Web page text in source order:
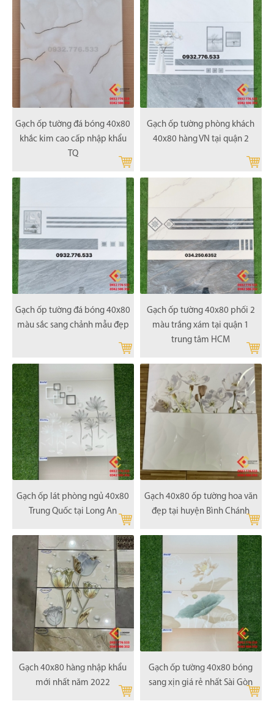
Gạch ốp tường đá bóng 40x80
khắc kim cao cấp nhập khẩu
TQ
Gạch ốp tường phòng khách
40x80 hàng VN tại quận 2
Gạch ốp tường đá bóng 40x80
màu sắc sang chảnh mẫu đẹp
Gạch ốp tường 40x80 phối 2
màu trắng xám tại quận 1
trung tâm HCM
Gạch ốp lát phòng ngủ 40x80
Trung Quốc tại Long An
Gạch 40x80 ốp tường hoa văn
đẹp tại huyện Bình Chánh
Gạch 40x80 hàng nhập khẩu
mới nhất năm 2022
Gạch ốp tường 40x80 bóng
sang xịn giá rẻ nhất Sài Gòn